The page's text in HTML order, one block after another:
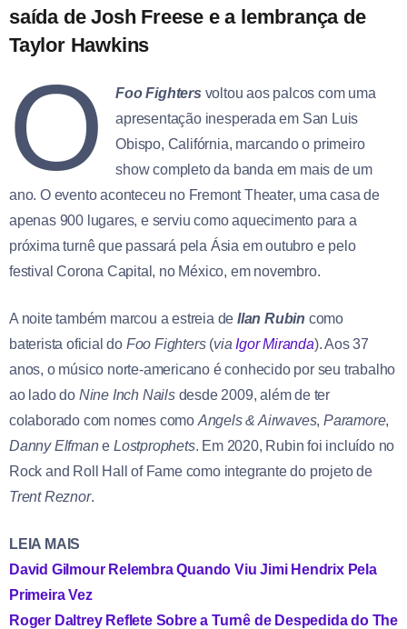
saída de Josh Freese e a lembrança de
Taylor Hawkins
O Foo Fighters voltou aos palcos com uma
apresentação inesperada em San Luis
Obispo, Califórnia, marcando o primeiro
show completo da banda em mais de um
ano. O evento aconteceu no Fremont Theater, uma casa de
apenas 900 lugares, e serviu como aquecimento para a
próxima turnê que passará pela Ásia em outubro e pelo
festival Corona Capital, no México, em novembro.
A noite também marcou a estreia de Ilan Rubin como
baterista oficial do Foo Fighters(via Igor Miranda). Aos 37
anos, o músico norte-americano é conhecido por seu trabalho
ao lado do Nine Inch Nailsdesde 2009, além de ter
colaborado com nomes como Angels & Airwaves,Paramore,
Danny ElfmaneLostprophets. Em 2020, Rubin foi incluído no
Rock and Roll Hall of Fame como integrante do projeto de
Trent Reznor.
LEIA MAIS
David Gilmour Relembra Quando Viu Jimi Hendrix Pela
Primeira Vez
Roger Daltrey Reflete Sobre a Turnê de Despedida do The